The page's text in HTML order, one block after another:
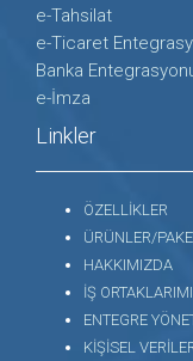
e-Tahsilat
e-Ticaret
Banka
e-İmza
Linkler
ÖZELLİKLER
ÜRÜNLER/
HAKKIMIZDA
İŞ
ENTEGRE
KİŞİSEL